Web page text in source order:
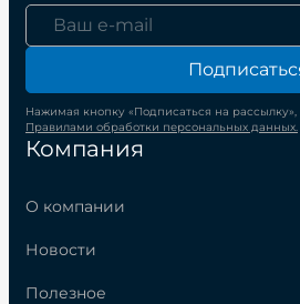
Компания
О компании
Новости
Полезное
Нажимая кнопку «Подписаться на рассылку»,
Правилами обработки персональных данных.